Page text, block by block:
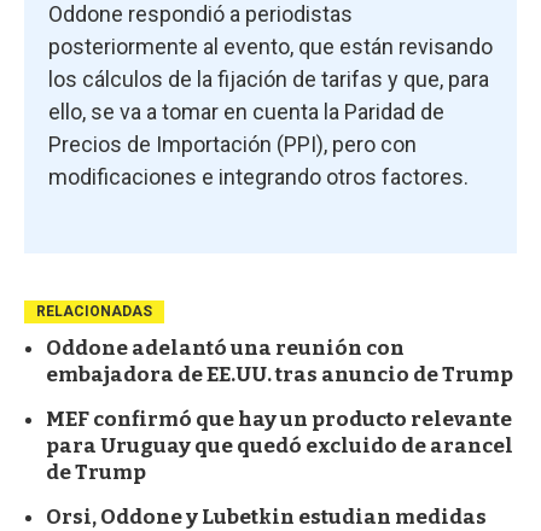
Oddone respondió a periodistas
posteriormente al evento, que están revisando
los cálculos de la fijación de tarifas y que, para
ello, se va a tomar en cuenta la Paridad de
Precios de Importación (PPI), pero con
modificaciones e integrando otros factores.
RELACIONADAS
Oddone adelantó una reunión con
embajadora de EE.UU. tras anuncio de Trump
MEF confirmó que hay un producto relevante
para Uruguay que quedó excluido de arancel
de Trump
Orsi, Oddone y Lubetkin estudian medidas